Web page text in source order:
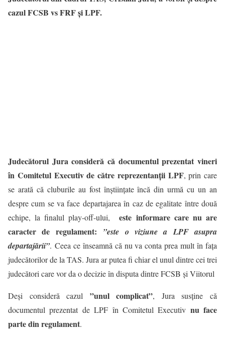
cazul FCSB vs FRF și LPF.
Judecătorul Jura consideră că documentul prezentat vineri
în Comitetul Executiv de către reprezentanții LPF, prin care
se arată că cluburile au fost înștiințate încă din urmă cu un an
despre cum se va face departajarea în caz de egalitate între două
echipe, la finalul play-off-ului, este informare care nu are
caracter de regulament: ”este o viziune a LPF asupra
departajării”. Ceea ce înseamnă că nu va conta prea mult în faţa
judecătorilor de la TAS. Jura ar putea fi chiar el unul dintre cei trei
judecători care vor da o decizie în disputa dintre FCSB şi Viitorul
Deși consideră cazul ”unul complicat”, Jura susține că
documentul prezentat de LPF în Comitetul Executiv nu face
parte din regulament.